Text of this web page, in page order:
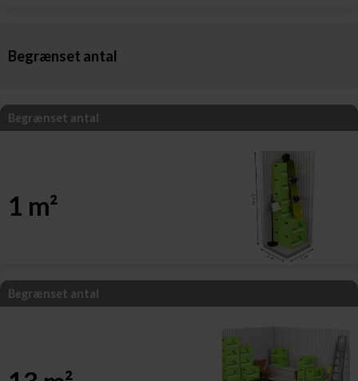
Begrænset antal
Begrænset antal
1 m²
Begrænset antal